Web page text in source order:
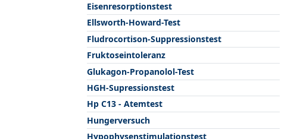
Eisenresorptionstest
Ellsworth-Howard-Test
Fludrocortison-Suppressionstest
Fruktoseintoleranz
Glukagon-Propanolol-Test
HGH-Supressionstest
Hp C13 - Atemtest
Hungerversuch
Hypophysenstimulationstest